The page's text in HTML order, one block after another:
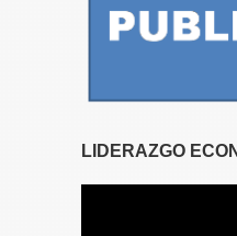
LIDERAZGO